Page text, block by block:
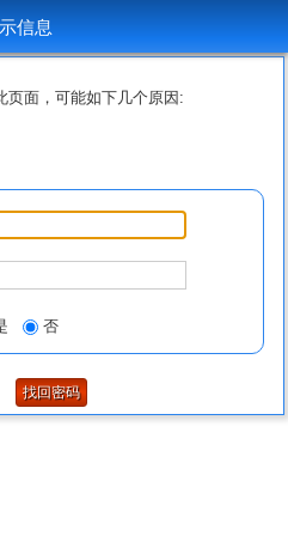
信息
页面，可能如下几个原因:
否